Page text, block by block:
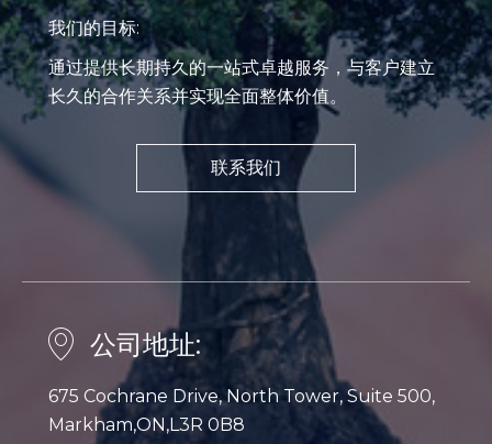
我们的目标:
通过提供长期持久的一站式卓越服务，与客户建立
长久的合作关系并实现全面整体价值。
联系我们
公司地址:
675 Cochrane Drive, North Tower, Suite 500,
Markham,ON,L3R 0B8